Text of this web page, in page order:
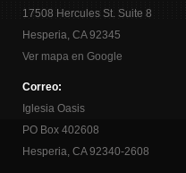
17508 Hercules St. Suite 8
Hesperia, CA 92345
Ver mapa en Google
Correo:
Iglesia Oasis
PO Box 402608
Hesperia, CA 92340-2608